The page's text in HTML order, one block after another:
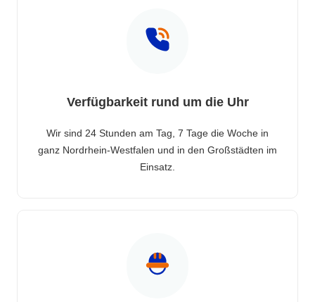
Verfügbarkeit rund um die Uhr
Wir sind 24 Stunden am Tag, 7 Tage die Woche in
ganz Nordrhein-Westfalen und in den Großstädten im
Einsatz.